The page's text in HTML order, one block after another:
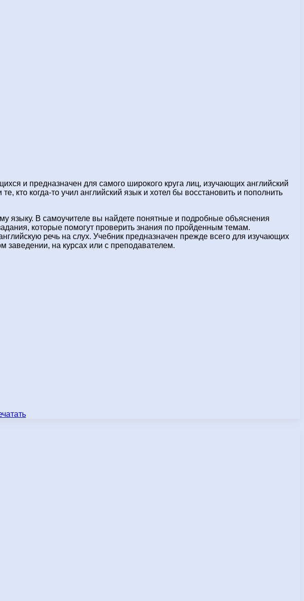
и предназначен для самого широкого круга лиц, изучающих английский
кто когда-то учил английский язык и хотел бы восстановить и пополнить
языку. В самоучителе вы найдете понятные и подробные объяснения
которые помогут проверить знания по пройденным темам.
речь на слух. Учебник предназначен прежде всего для изучающих
заведении, на курсах или с преподавателем.